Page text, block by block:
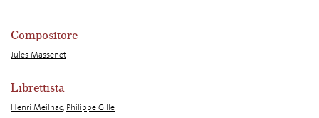
Compositore
Jules Massenet
Librettista
Henri Meilhac, Philippe Gille